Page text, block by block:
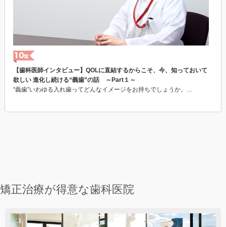
【歯科医師インタビュー】QOLに直結するからこそ、今、知っておいて
欲しい 進化し続ける“義歯”の話 ～Part１～
“義歯”いわゆる入れ歯ってどんなイメージをお持ちでしょうか。…
矯正治療が得意な歯科医院